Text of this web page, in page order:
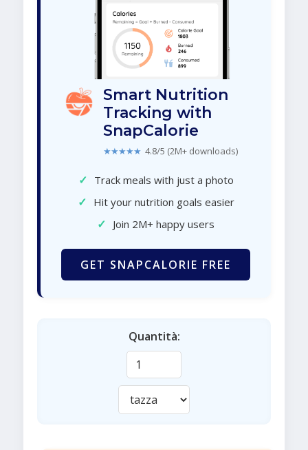
Smart Nutrition
Tracking with
SnapCalorie
★★★★★ 4.8/5 (2M+ downloads)
✓ Track meals with just a photo
✓ Hit your nutrition goals easier
✓ Join 2M+ happy users
GET SNAPCALORIE FREE
Quantità: